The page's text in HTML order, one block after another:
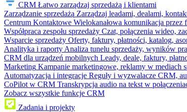
CRM Łatwo zarządzaj sprzedażą i klientami
Zarządzanie sprzedażą Zarządzaj leadami, dealami,
Centrum Kontaktowe Wielokanałowa komunikacja
Współpraca zespołu sprzedaży Czat, połączenia wideo,
Wsparcie sprzedaży Oferty, faktury, płatności, katalog,
Analityka i raporty Analiza tunelu sprzedaży, wyników
CRM dla urządzeń mobilnych Leady, deale, faktury,
Marketing Kampanie marketingowe, reklamy w mediach
Automatyzacja i integracje Reguły i wyzwalacze CRM,
CoPilot w CRM Transkrypcja audio na tekst w
Zobacz wszystkie funkcje CRM
Zadania i projekty